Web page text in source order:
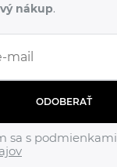
nákup.
ODOBERAŤ
sa s podmienkami